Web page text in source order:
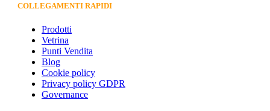
COLLEGAMENTI RAPIDI
Prodotti
Vetrina
Punti Vendita
Blog
Cookie policy
Privacy policy GDPR
Governance